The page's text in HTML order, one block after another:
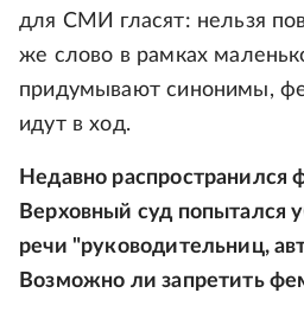
для СМИ гласят: нельзя
же слово в рамках
придумывают синонимы,
идут в ход.
Недавно распространился
Верховный суд попытался
речи "руководительниц,
Возможно ли запретить